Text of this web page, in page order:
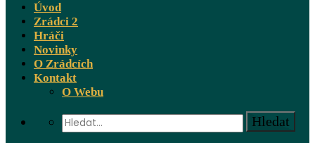
Úvod
Zrádci 2
Hráči
Novinky
O Zrádcích
Kontakt
O Webu